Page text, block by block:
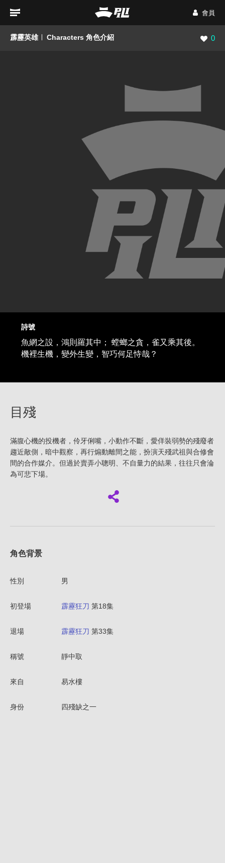
會員
霹靂英雄 Characters 角色介紹 瀏覽
0
詩號
魚網之設，鴻則羅其中； 螳螂之貪，雀又乘其後。
機裡生機，變外生變，智巧何足恃哉？
目殘
滿腹心機的投機者，伶牙俐嘴，小動作不斷，愛佯裝弱勢的殘廢者
趨近敵側，暗中觀察，再行煽動離間之能，扮演天殘武祖與合修會
間的合作媒介。但過於賣弄小聰明、不自量力的結果，往往只會淪
為可悲下場。
角色背景
性別 男
初登場 霹靂狂刀 第18集
退場 霹靂狂刀 第33集
稱號 靜中取
來自 易水樓
身份 四殘缺之一